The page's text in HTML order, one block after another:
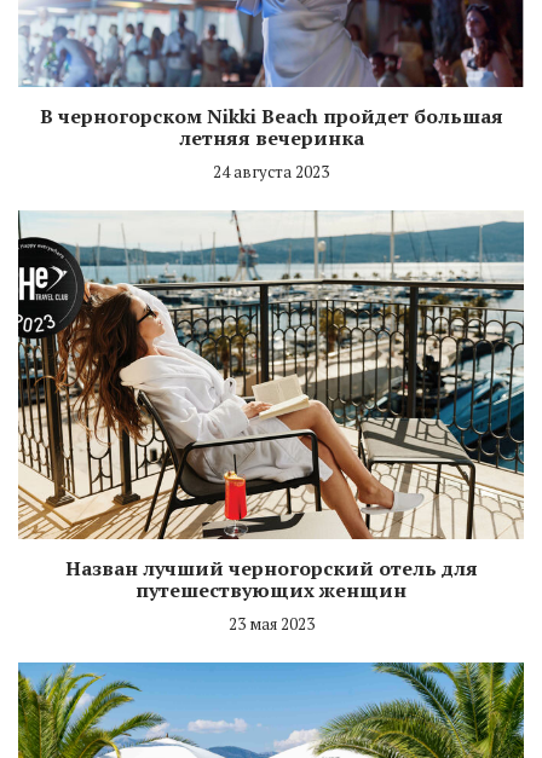
В черногорском Nikki Beach пройдет большая
летняя вечеринка
24 августа 2023
Назван лучший черногорский отель для
путешествующих женщин
23 мая 2023